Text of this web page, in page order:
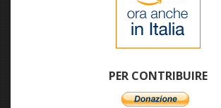
PER CONTRIBUIRE